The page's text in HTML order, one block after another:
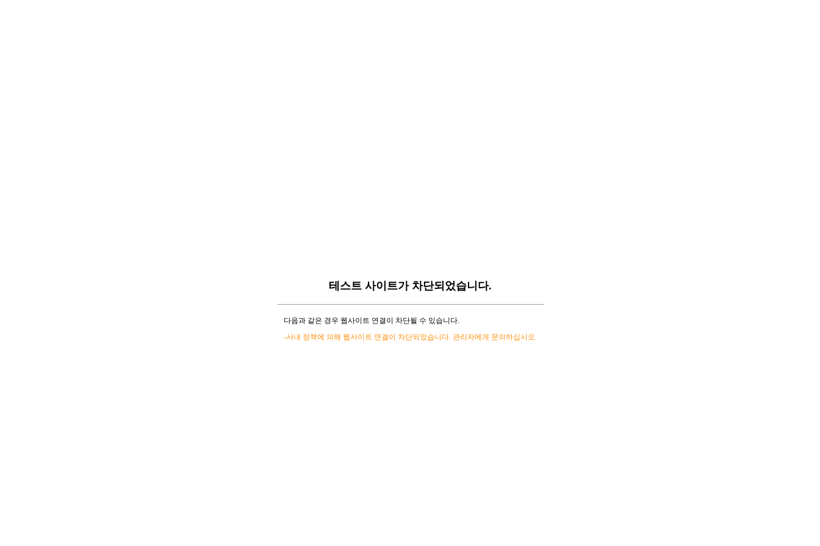
테스트 사이트가 차단되었습니다.
다음과 같은 경우 웹사이트 연결이 차단될 수 있습니다.
-사내 정책에 의해 웹사이트 연결이 차단되었습니다. 관리자에게 문의하십시오.